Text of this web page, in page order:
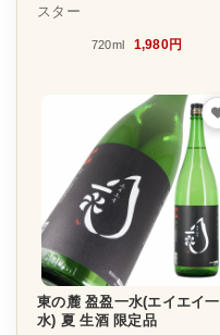
スター
720ml 1,980円
東の麓 盈盈一水(エイエイ一
水) 夏 生酒 限定品